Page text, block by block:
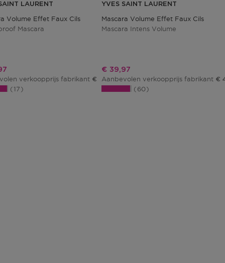
LAURENT
Volume Effet Faux Cils
Mascara
verkoopprijs fabrikant € 47,02
17
YVES SAINT LAURENT
Mascara Volume Effet Faux Cils
Mascara Intens Volume
Kortingsprijs
€ 39,97
Aanbevolen verkoopprijs fabrikant €
60